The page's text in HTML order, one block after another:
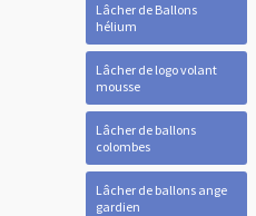
Lâcher de Ballons
hélium
Lâcher de logo volant
mousse
Lâcher de ballons
colombes
Lâcher de ballons ange
gardien